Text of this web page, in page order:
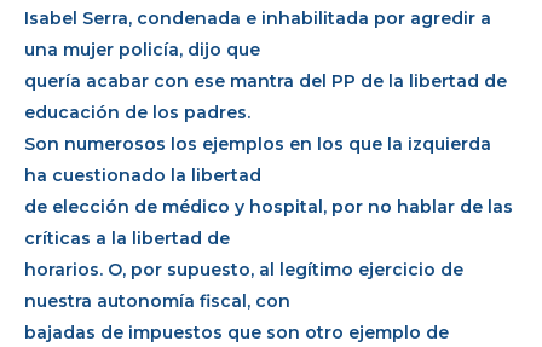
Isabel Serra, condenada e inhabilitada por agredir a
una mujer policía, dijo que
quería acabar con ese mantra del PP de la libertad de
educación de los padres.
Son numerosos los ejemplos en los que la izquierda
ha cuestionado la libertad
de elección de médico y hospital, por no hablar de las
críticas a la libertad de
horarios. O, por supuesto, al legítimo ejercicio de
nuestra autonomía fiscal, con
bajadas de impuestos que son otro ejemplo de